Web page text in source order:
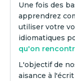
Une fois des
apprendrez
utiliser votre
idiomatiques
qu'on
L'objectif de
aisance à